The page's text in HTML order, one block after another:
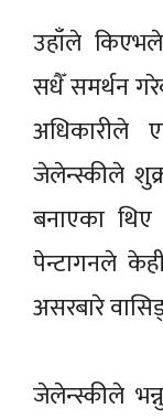
उहाँले किएभले
सधैँ समर्थन
अधिकारीले
जेलेन्स्कीले
बनाएका
पेन्टागनले
असरबारे
जेलेन्स्कीले